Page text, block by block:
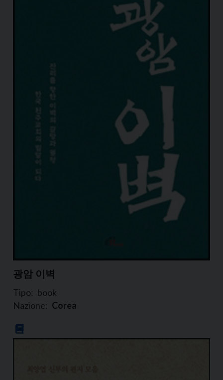
광암 이벽
Tipo: book
Nazione: Corea